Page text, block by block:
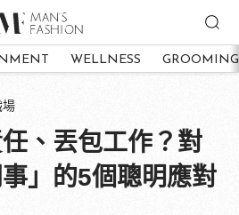
WELLNESS GROOMING
場
、丟包工作？對
」的5個聰明應對